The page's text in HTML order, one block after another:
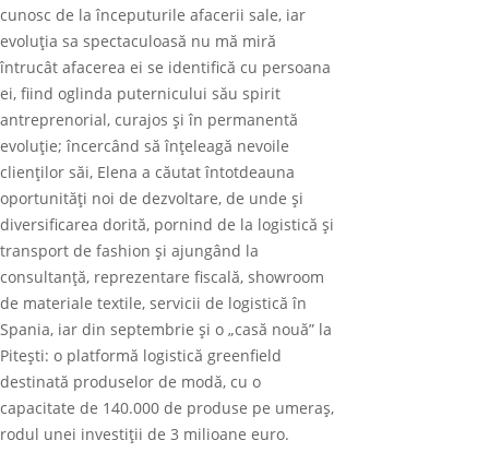
cunosc de la începuturile afacerii sale, iar
evoluția sa spectaculoasă nu mă miră
întrucât afacerea ei se identifică cu persoana
ei, fiind oglinda puternicului său spirit
antreprenorial, curajos și în permanentă
evoluție; încercând să înțeleagă nevoile
clienților săi, Elena a căutat întotdeauna
oportunități noi de dezvoltare, de unde şi
diversificarea dorită, pornind de la logistică și
transport de fashion şi ajungând la
consultanță, reprezentare fiscală, showroom
de materiale textile, servicii de logistică în
Spania, iar din septembrie și o „casă nouă” la
Pitești: o platformă logistică greenfield
destinată produselor de modă, cu o
capacitate de 140.000 de produse pe umeraș,
rodul unei investiții de 3 milioane euro.